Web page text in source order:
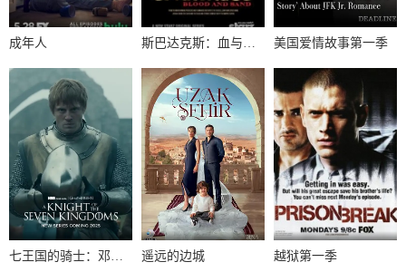
成年人 美国爱情故事第一季
遥远的边城 越狱第一季